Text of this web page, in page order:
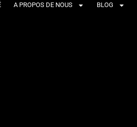
A PROPOS DE NOUS BLOG